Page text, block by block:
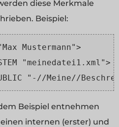
diese Merkmale
Beispiel:
Mustermann">
"meinedatei1.xml">
"-//Meine//
Beispiel entnehmen
internen (erster) und